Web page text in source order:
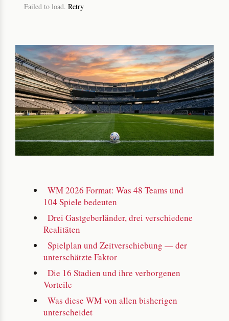
Failed to load. Retry
WM 2026 Format: Was 48 Teams und
104 Spiele bedeuten
Drei Gastgeberländer, drei verschiedene
Realitäten
Spielplan und Zeitverschiebung — der
unterschätzte Faktor
Die 16 Stadien und ihre verborgenen
Vorteile
Was diese WM von allen bisherigen
unterscheidet